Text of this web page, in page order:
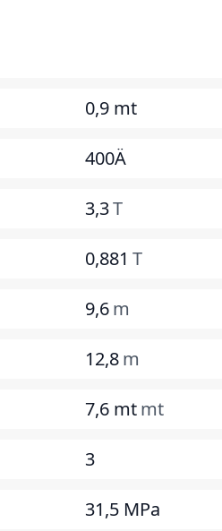
0,9 mt
400Ä
3,3T
0,881 T
9,6m
12,8m
7,6 mtmt
3
31,5 MPa